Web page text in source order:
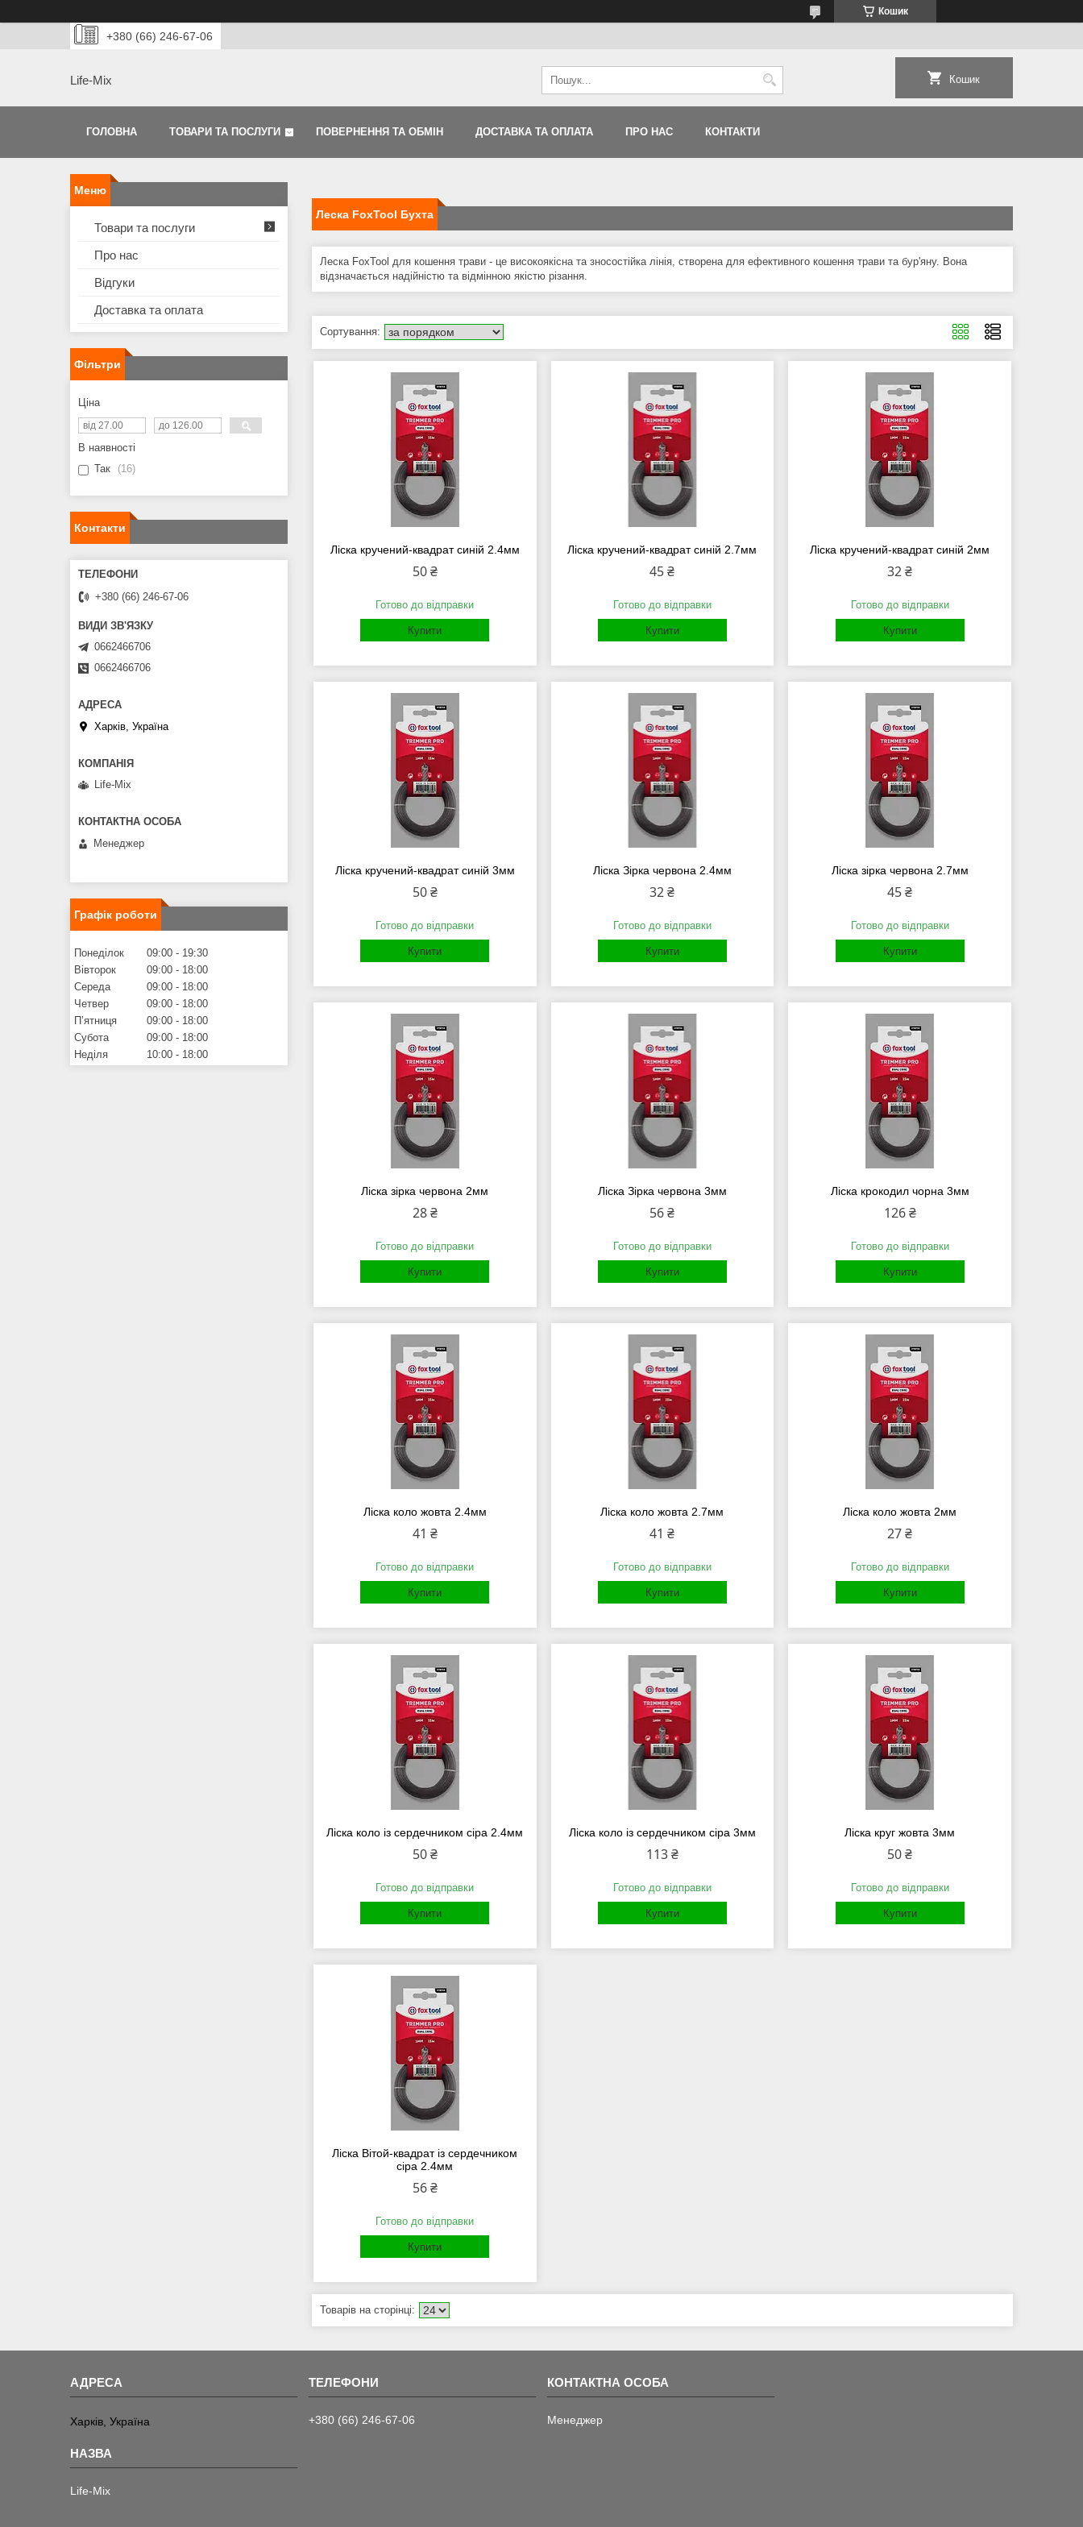
Кошик
+380 (66) 246-67-06
Life-Mix Кошик
ГОЛОВНА ТОВАРИ ТА ПОСЛУГИ ПОВЕРНЕННЯ ТА ОБМІН ДОСТАВКА ТА ОПЛАТА ПРО НАС КОНТАКТИ
Леска FoxTool Бухта
Леска FoxTool для кошення трави - це високоякісна та зносостійка лінія, створена для ефективного кошення трави та бур'яну. Вона
відзначається надійністю та відмінною якістю різання.
Ліска кручений-квадрат синій 2.4мм
50 ₴
Готово до відправки
Купити
Ліска кручений-квадрат синій 2.7мм
45 ₴
Готово до відправки
Купити
Ліска кручений-квадрат синій 2мм
32 ₴
Готово до відправки
Купити
Ліска кручений-квадрат синій 3мм
50 ₴
Готово до відправки
Купити
Ліска Зірка червона 2.4мм
32 ₴
Готово до відправки
Купити
Ліска зірка червона 2.7мм
45 ₴
Готово до відправки
Купити
Ліска зірка червона 2мм
28 ₴
Готово до відправки
Купити
Ліска Зірка червона 3мм
56 ₴
Готово до відправки
Купити
Ліска крокодил чорна 3мм
126 ₴
Готово до відправки
Купити
Ліска коло жовта 2.4мм
41 ₴
Готово до відправки
Купити
Ліска коло жовта 2.7мм
41 ₴
Готово до відправки
Купити
Ліска коло жовта 2мм
27 ₴
Готово до відправки
Купити
Ліска коло із сердечником сіра 2.4мм
50 ₴
Готово до відправки
Купити
Ліска коло із сердечником сіра 3мм
113 ₴
Готово до відправки
Купити
Ліска круг жовта 3мм
50 ₴
Готово до відправки
Купити
Ліска Вітой-квадрат із сердечником
сіра 2.4мм
56 ₴
Готово до відправки
Купити
Товари та послуги
Про нас
Відгуки
Доставка та оплата
Фільтри
Ціна
В наявності
Так
16
Контакти
+380 (66) 246-67-06
0662466706
0662466706
Харків, Україна
Life-Mix
Менеджер
Графік роботи
Понеділок 09:00
19:30
Вівторок
09:00
18:00
Середа
09:00
18:00
Четвер
09:00
18:00
Пʼятниця
09:00
18:00
Субота
09:00
18:00
Неділя
10:00 18:00
Харків, Україна
Life-Mix
+380 (66) 246-67-06 Менеджер